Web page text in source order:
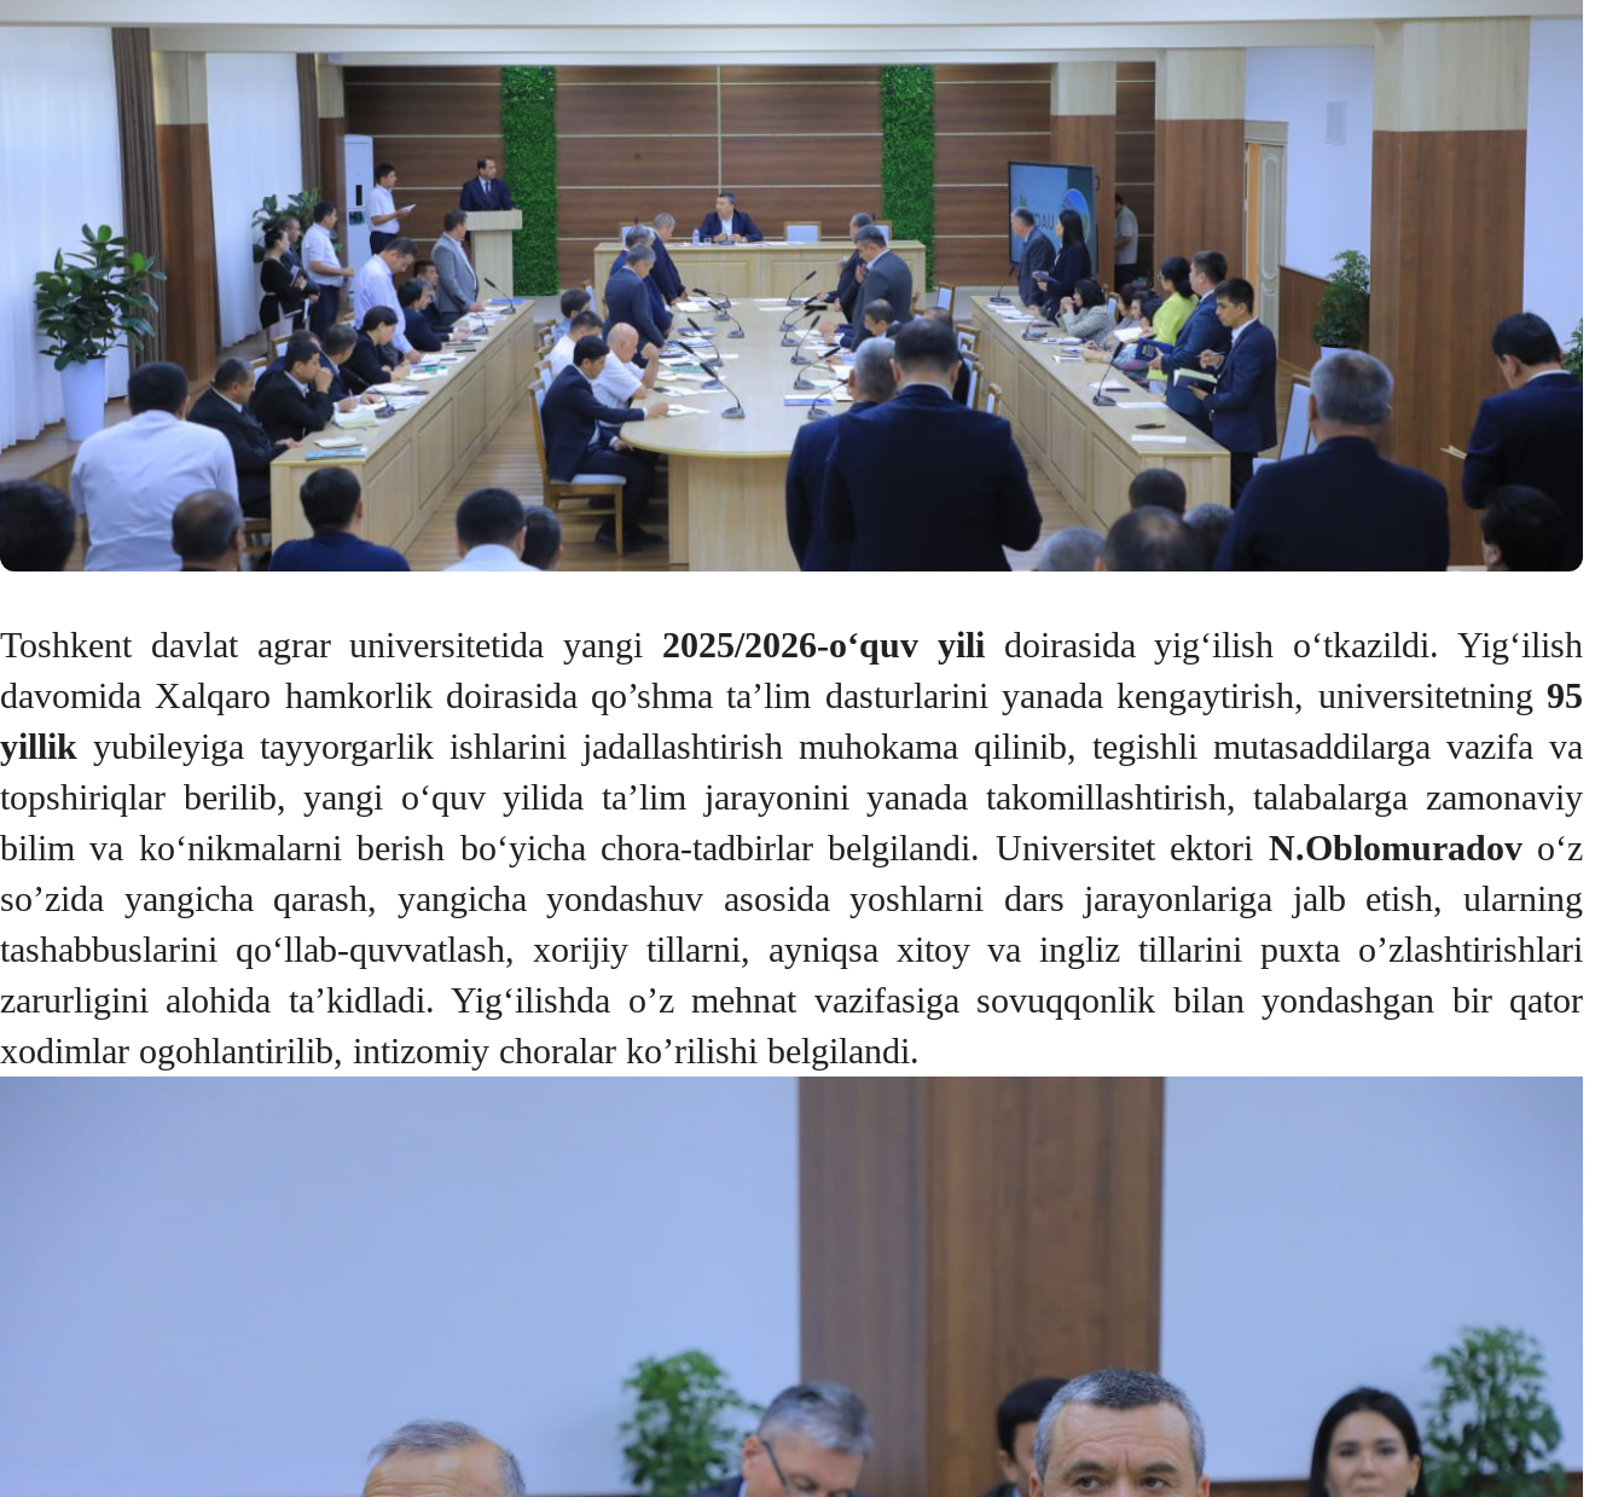
Toshkent davlat agrar universitetida yangi 2025/2026-o‘quv yili doirasida yig‘ilish o‘tkazildi. Yig‘ilish
davomida Xalqaro hamkorlik doirasida qo’shma ta’lim dasturlarini yanada kengaytirish, universitetning 95
yillik yubileyiga tayyorgarlik ishlarini jadallashtirish muhokama qilinib, tegishli mutasaddilarga vazifa va
topshiriqlar berilib, yangi o‘quv yilida ta’lim jarayonini yanada takomillashtirish, talabalarga zamonaviy
bilim va ko‘nikmalarni berish bo‘yicha chora-tadbirlar belgilandi. Universitet ektori N.Oblomuradovo‘z
so’zida yangicha qarash, yangicha yondashuv asosida yoshlarni dars jarayonlariga jalb etish, ularning
tashabbuslarini qo‘llab-quvvatlash, xorijiy tillarni, ayniqsa xitoy va ingliz tillarini puxta o’zlashtirishlari
zarurligini alohida ta’kidladi. Yig‘ilishda o’z mehnat vazifasiga sovuqqonlik bilan yondashgan bir qator
xodimlar ogohlantirilib, intizomiy choralar ko’rilishi belgilandi.